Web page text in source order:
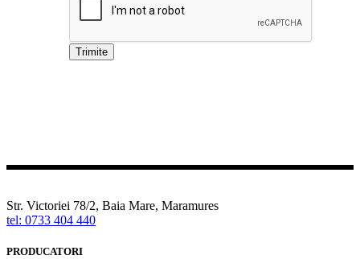
Str. Victoriei 78/2, Baia Mare, Maramures
tel: 0733 404 440
PRODUCATORI